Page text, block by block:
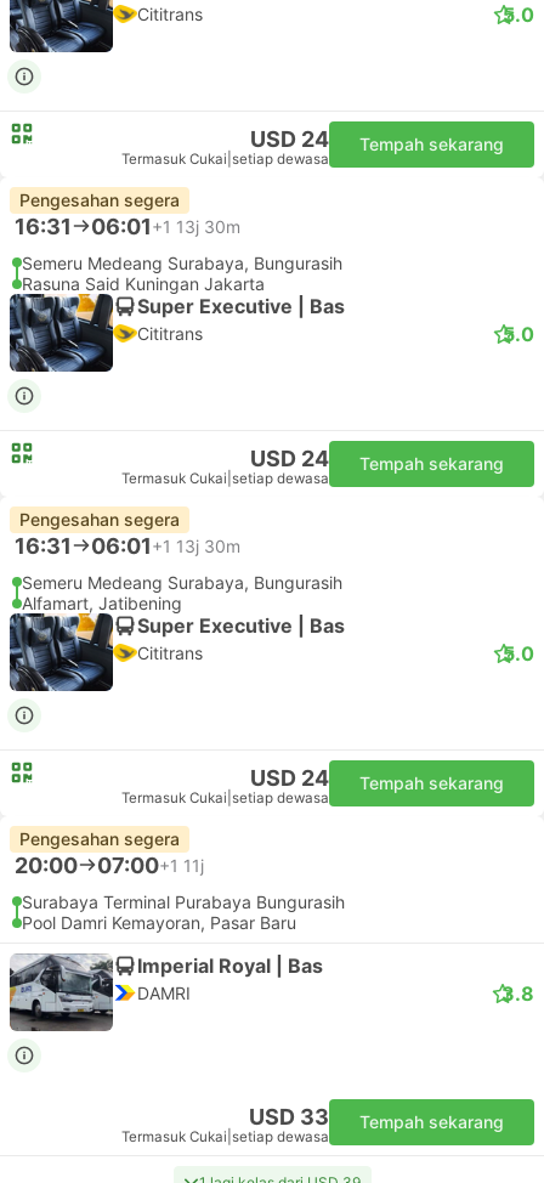
Cititrans 5.0
USD 24
Termasuk Cukai setiap dewasa
Tempah sekarang
Pengesahan segera
16:31 06:01+1 13j 30m
Semeru Medeang Surabaya, Bungurasih
Rasuna Said Kuningan Jakarta
Super Executive | Bas
Cititrans 5.0
USD 24
Termasuk Cukai setiap dewasa
Tempah sekarang
Pengesahan segera
16:31 06:01+1 13j 30m
Semeru Medeang Surabaya, Bungurasih
Alfamart, Jatibening
Super Executive | Bas
Cititrans 5.0
USD 24
Termasuk Cukai setiap dewasa
Tempah sekarang
Pengesahan segera
20:00 07:00+1 11j
Surabaya Terminal Purabaya Bungurasih
Pool Damri Kemayoran, Pasar Baru
Imperial Royal | Bas
DAMRI 3.8
USD 33
Termasuk Cukai setiap dewasa
Tempah sekarang